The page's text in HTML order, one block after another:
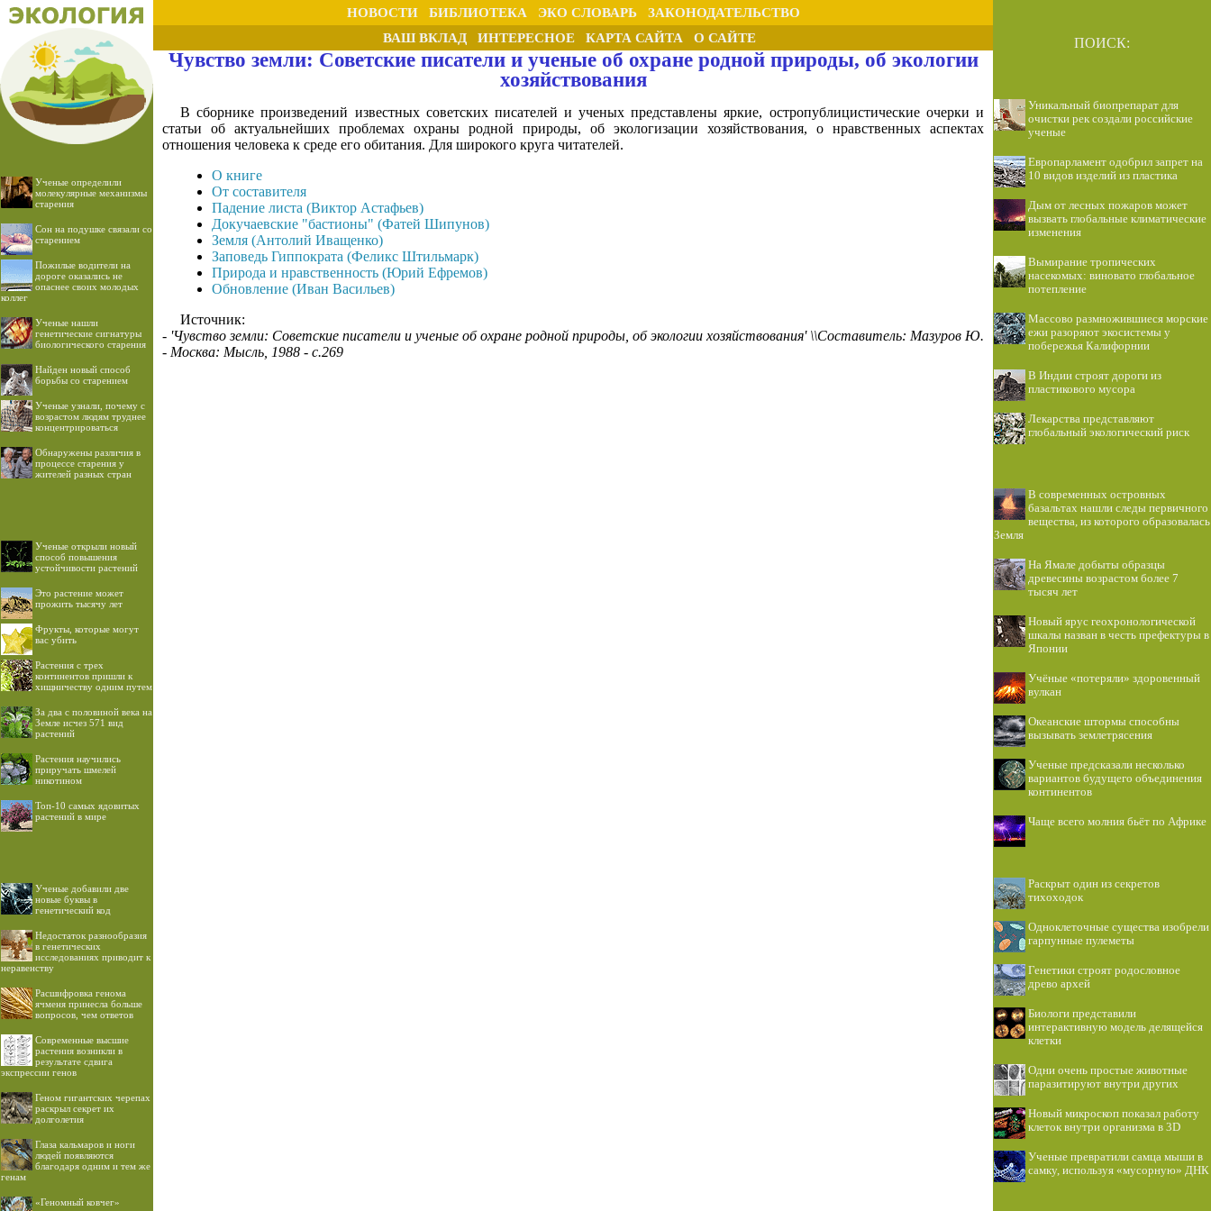
НОВОСТИ БИБЛИОТЕКА ЭКО СЛОВАРЬ ЗАКОНОДАТЕЛЬСТВО
ПОИСК:
ВАШ ВКЛАД ИНТЕРЕСНОЕ КАРТА САЙТА О САЙТЕ
Ученые определили
молекулярные механизмы
старения
Сон на подушке связали со
старением
Пожилые водители на
дороге оказались не
опаснее своих молодых
коллег
Ученые нашли
генетические сигнатуры
биологического старения
Найден новый способ
борьбы со старением
Ученые узнали, почему с
возрастом людям труднее
концентрироваться
Обнаружены различия в
процессе старения у
жителей разных стран
Ученые открыли новый
способ повышения
устойчивости растений
Это растение может
прожить тысячу лет
Фрукты, которые могут
вас убить
Растения с трех
континентов пришли к
хищничеству одним путем
За два с половиной века на
Земле исчез 571 вид
растений
Растения научились
приручать шмелей
никотином
Топ-10 самых ядовитых
растений в мире
Ученые добавили две
новые буквы в
генетический код
Недостаток разнообразия
в генетических
исследованиях приводит к
неравенству
Расшифровка генома
ячменя принесла больше
вопросов, чем ответов
Современные высшие
растения возникли в
результате сдвига
экспрессии генов
Геном гигантских черепах
раскрыл секрет их
долголетия
Глаза кальмаров и ноги
людей появляются
благодаря одним и тем же
генам
«Геномный ковчег»
Чувство земли: Советские писатели и ученые об охране родной природы, об экологии
хозяйствования
В сборнике произведений известных советских писателей и ученых представлены яркие, остропублицистические очерки и
статьи об актуальнейших проблемах охраны родной природы, об экологизации хозяйствования, о нравственных аспектах
отношения человека к среде его обитания. Для широкого круга читателей.
О книге
От составителя
Падение листа (Виктор Астафьев)
Докучаевские "бастионы" (Фатей Шипунов)
Земля (Антолий Иващенко)
Заповедь Гиппократа (Феликс Штильмарк)
Природа и нравственность (Юрий Ефремов)
Обновление (Иван Васильев)
Источник:
- 'Чувство земли: Советские писатели и ученые об охране родной природы, об экологии хозяйствования' \\Составитель: Мазуров Ю.
- Москва: Мысль, 1988 - с.269
Уникальный биопрепарат для
очистки рек создали российские
ученые
Европарламент одобрил запрет на
10 видов изделий из пластика
Дым от лесных пожаров может
вызвать глобальные климатические
изменения
Вымирание тропических
насекомых: виновато глобальное
потепление
Массово размножившиеся морские
ежи разоряют экосистемы у
побережья Калифорнии
В Индии строят дороги из
пластикового мусора
Лекарства представляют
глобальный экологический риск
В современных островных
базальтах нашли следы первичного
вещества, из которого образовалась
Земля
На Ямале добыты образцы
древесины возрастом более 7
тысяч лет
Новый ярус геохронологической
шкалы назван в честь префектуры в
Японии
Учёные «потеряли» здоровенный
вулкан
Океанские штормы способны
вызывать землетрясения
Ученые предсказали несколько
вариантов будущего объединения
континентов
Чаще всего молния бьёт по Африке
Раскрыт один из секретов
тихоходок
Одноклеточные существа изобрели
гарпунные пулеметы
Генетики строят родословное
древо архей
Биологи представили
интерактивную модель делящейся
клетки
Одни очень простые животные
паразитируют внутри других
Новый микроскоп показал работу
клеток внутри организма в 3D
Ученые превратили самца мыши в
самку, используя «мусорную» ДНК